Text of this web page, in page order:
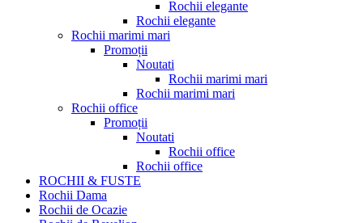
Rochii elegante
Rochii elegante
Rochii marimi mari
Promoții
Noutati
Rochii marimi mari
Rochii marimi mari
Rochii office
Promoții
Noutati
Rochii office
Rochii office
ROCHII & FUSTE
Rochii Dama
Rochii de Ocazie